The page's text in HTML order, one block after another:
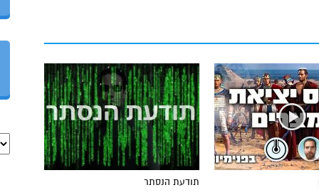
תודעת הנסתר